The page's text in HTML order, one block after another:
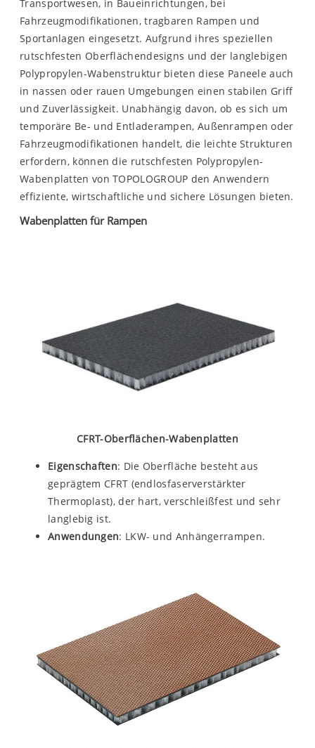
Transportwesen, in Baueinrichtungen, bei
Fahrzeugmodifikationen, tragbaren Rampen und
Sportanlagen eingesetzt. Aufgrund ihres speziellen
rutschfesten Oberflächendesigns und der langlebigen
Polypropylen-Wabenstruktur bieten diese Paneele auch
in nassen oder rauen Umgebungen einen stabilen Griff
und Zuverlässigkeit. Unabhängig davon, ob es sich um
temporäre Be- und Entladerampen, Außenrampen oder
Fahrzeugmodifikationen handelt, die leichte Strukturen
erfordern, können die rutschfesten Polypropylen-
Wabenplatten von TOPOLOGROUP den Anwendern
effiziente, wirtschaftliche und sichere Lösungen bieten.
Wabenplatten für Rampen
CFRT-Oberflächen-Wabenplatten
Eigenschaften: Die Oberfläche besteht aus
geprägtem CFRT (endlosfaserverstärkter
Thermoplast), der hart, verschleißfest und sehr
langlebig ist.
Anwendungen: LKW- und Anhängerrampen.